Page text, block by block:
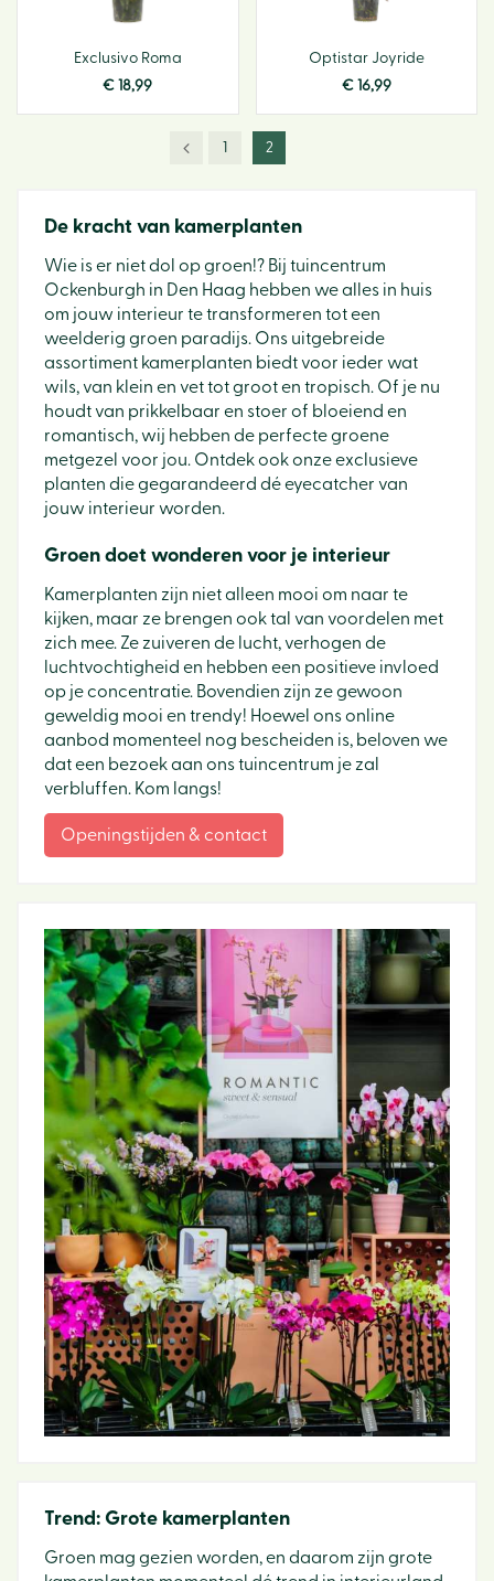
Exclusivo Roma
€ 18,99
Optistar Joyride
€ 16,99
1 2
De kracht van kamerplanten
Wie is er niet dol op groen!? Bij tuincentrum
Ockenburgh in Den Haag hebben we alles in huis
om jouw interieur te transformeren tot een
weelderig groen paradijs. Ons uitgebreide
assortiment kamerplanten biedt voor ieder wat
wils, van klein en vet tot groot en tropisch. Of je nu
houdt van prikkelbaar en stoer of bloeiend en
romantisch, wij hebben de perfecte groene
metgezel voor jou. Ontdek ook onze exclusieve
planten die gegarandeerd dé eyecatcher van
jouw interieur worden.
Groen doet wonderen voor je interieur
Kamerplanten zijn niet alleen mooi om naar te
kijken, maar ze brengen ook tal van voordelen met
zich mee. Ze zuiveren de lucht, verhogen de
luchtvochtigheid en hebben een positieve invloed
op je concentratie. Bovendien zijn ze gewoon
geweldig mooi en trendy! Hoewel ons online
aanbod momenteel nog bescheiden is, beloven we
dat een bezoek aan ons tuincentrum je zal
verbluffen. Kom langs!
Openingstijden & contact
Trend: Grote kamerplanten
Groen mag gezien worden, en daarom zijn grote